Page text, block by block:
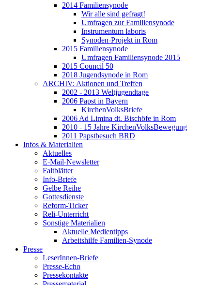
2014 Familiensynode
Wir alle sind gefragt!
Umfragen zur Familiensynode
Instrumentum laboris
Synoden-Projekt in Rom
2015 Familiensynode
Umfragen Familiensynode 2015
2015 Council 50
2018 Jugendsynode in Rom
ARCHIV: Aktionen und Treffen
2002 - 2013 Weltjugendtage
2006 Papst in Bayern
KirchenVolksBriefe
2006 Ad Limina dt. Bischöfe in Rom
2010 - 15 Jahre KirchenVolksBewegung
2011 Papstbesuch BRD
Infos & Materialien
Aktuelles
E-Mail-Newsletter
Faltblätter
Info-Briefe
Gelbe Reihe
Gottesdienste
Reform-Ticker
Reli-Unterricht
Sonstige Materialien
Aktuelle Medientipps
Arbeitshilfe Familien-Synode
Presse
LeserInnen-Briefe
Presse-Echo
Pressekontakte